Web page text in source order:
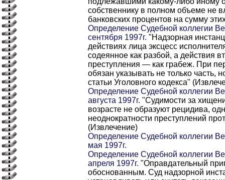
собственнику в полном объеме не
банковских процентов на сумму
Определение Судебной коллегии
сентября 1997г. "Надзорная
действиях лица эксцесс
содеянное как разбой, а действия
преступления — как грабеж. При
обязан указывать не только часть,
статьи Уголовного кодекса"
Определение Судебной коллегии
августа 1997г. "Судимости за
возрасте не образуют рецидива,
неоднократности преступлений
(Извлечение)
Определение Судебной коллегии
мая 1997г.
Определение Судебной коллегии
апреля 1997г. "Оправдательный
обоснованным. Суд надзорной